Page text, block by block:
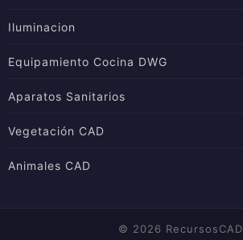
Iluminacion
Equipamiento Cocina DWG
Aparatos Sanitarios
Vegetación CAD
Animales CAD
© 2026 RecursosCAD